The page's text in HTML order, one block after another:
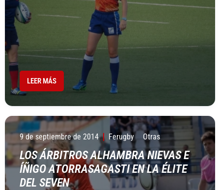
LEER MÁS
9 de septiembre de 2014 Ferugby Otras
LOS ÁRBITROS ALHAMBRA NIEVAS E
ÍÑIGO ATORRASAGASTI EN LA ÉLITE
DEL SEVEN